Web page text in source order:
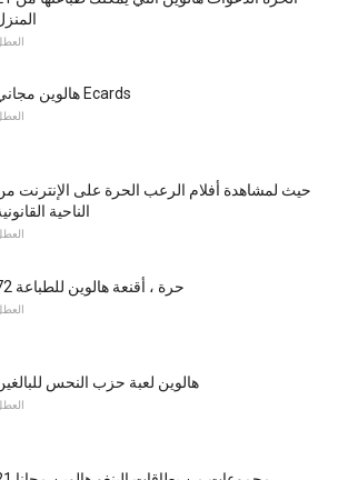
هالوين مجاني Ecards
حيث لمشاهدة أفلام الرعب الحرة على الإنترنت
الناحية
72 حرة ، أقنعة هالوين للطباعة
هالوين لعبة حزب النحس